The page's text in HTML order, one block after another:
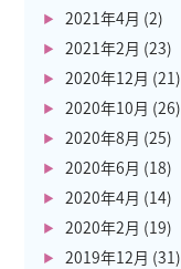
2021年4月 (2)
2021年2月 (23)
2020年12月 (21)
2020年10月 (26)
2020年8月 (25)
2020年6月 (18)
2020年4月 (14)
2020年2月 (19)
2019年12月 (31)